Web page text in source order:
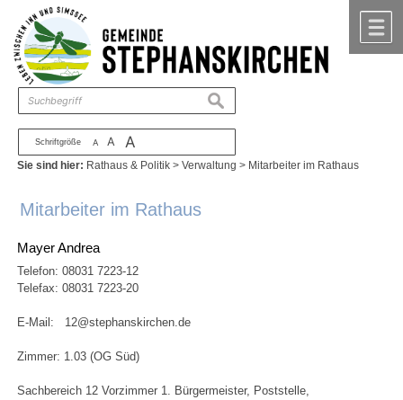
Zum Inhalt ,zur Navigation
Schriftgröße A A A
suchen
Sie sind hier: Rathaus & Politik >Verwaltung > Mitarbeiter im Rathaus
Mitarbeiter im Rathaus
Mayer Andrea
Telefon:08031 7223-12
Telefax: 08031 7223-20
E-Mail: 12@stephanskirchen.de
Zimmer: 1.03 (OG Süd)
Sachbereich 12 Vorzimmer 1. Bürgermeister, Poststelle,